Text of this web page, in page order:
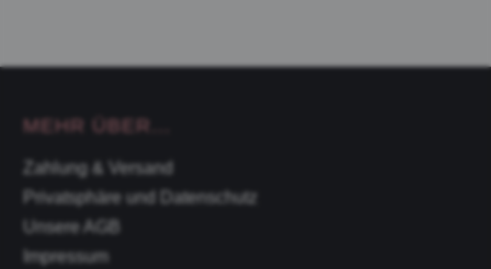
MEHR ÜBER...
Zahlung & Versand
Privatsphäre und Datenschutz
Unsere AGB
Impressum